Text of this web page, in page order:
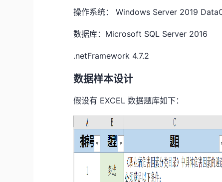
操作系统： Windows Server 2019
数据库：Microsoft SQL Server 2016
.netFramework 4.7.2
数据样本设计
假设有 EXCEL 数据题库如下：